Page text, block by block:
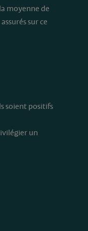
moyenne de
sur ce
soient positifs
un